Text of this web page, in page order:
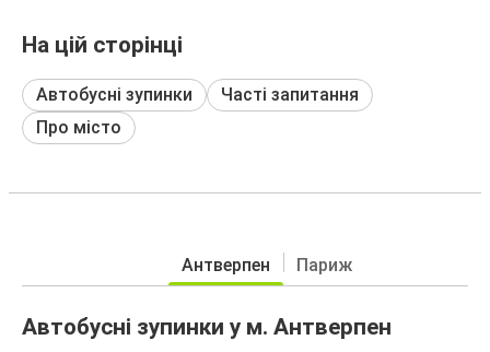
На цій сторінці
Автобусні зупинки
Часті запитання
Про місто
Антверпен Париж
Автобусні зупинки у м. Антверпен